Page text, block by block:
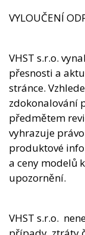
VYLOUČENÍ
VHST s.r.o.
přesnosti a
stránce.
zdokonalování
předmětem
vyhrazuje
produktové
a ceny modelů
upozornění.
VHST s.r.o.